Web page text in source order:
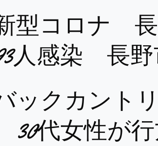
型コロナ
人感染 長野
ックカント
30代女性が